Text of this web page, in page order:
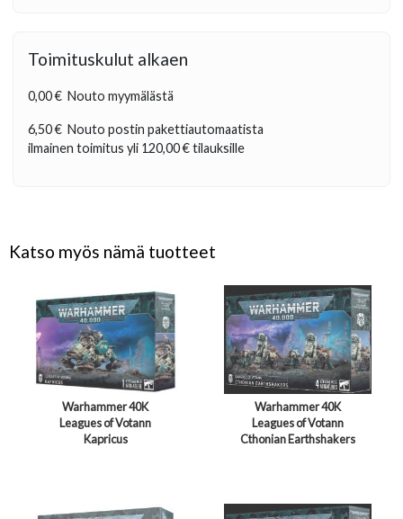
Toimituskulut alkaen
0,00 € Nouto myymälästä
6,50 € Nouto postin pakettiautomaatista
ilmainen toimitus yli 120,00 €tilauksille
Katso myös nämä tuotteet
Warhammer 40K
Leagues of Votann
Kapricus
Warhammer 40K
Leagues of Votann
Cthonian Earthshakers